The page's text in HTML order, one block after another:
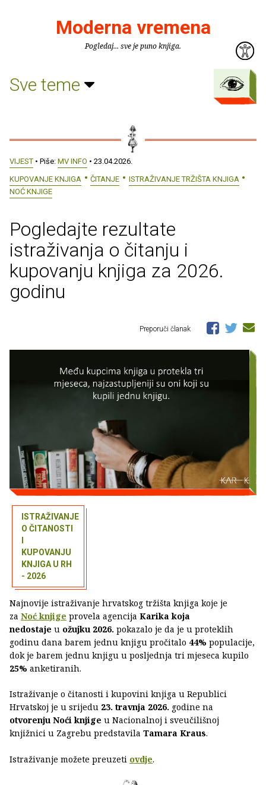
Moderna vremena
Pogledaj... sve je puno knjiga.
Sve teme
VIJEST • Piše: MV INFO • 23.04.2026.
KUPOVANJE KNJIGA
ČITANJE
ISTRAŽIVANJE TRŽIŠTA KNJIGA
NOĆ KNJIGE
Pogledajte rezultate
istraživanja o čitanju i
kupovanju knjiga za 2026.
godinu
Preporuči članak
ISTRAŽIVANJE
O ČITANOSTI
KUPOVANJU
KNJIGA U RH
- 2026
Najnovije istraživanje hrvatskog tržišta knjiga koje je
za Noć knjige provela agencija Karika koja
nedostaje u ožujku 2026. pokazalo je da je u proteklih
godinu dana barem jednu knjigu pročitalo 44% populacije,
dok je barem jednu knjigu u posljednja tri mjeseca kupilo
25% anketiranih.
Istraživanje o čitanosti i kupovini knjiga u Republici
Hrvatskoj je u srijedu 23. travnja 2026. godine na
otvorenju Noći knjige u Nacionalnoj i sveučilišnoj
knjižnici u Zagrebu predstavila Tamara Kraus.
Istraživanje možete preuzeti ovdje.